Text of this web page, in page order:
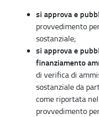
si approva e
provvedimento
sostanziale;
si approva e
finanziamento
di verifica di
sostanziale da
come riportata
provvedimento